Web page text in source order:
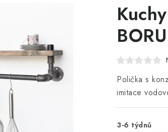
Polička s
imitace
3-6 týdnů